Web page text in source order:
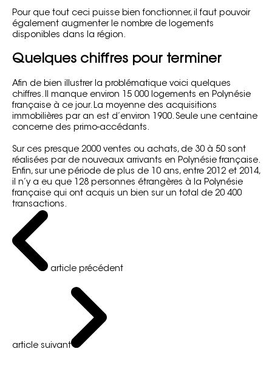
Pour que tout ceci puisse bien fonctionner, il faut pouvoir
également augmenter le nombre de logements
disponibles dans la région.
Quelques chiffres pour terminer
Afin de bien illustrer la problématique voici quelques
chiffres. Il manque environ 15 000 logements en Polynésie
française à ce jour. La moyenne des acquisitions
immobilières par an est d’environ 1900. Seule une centaine
concerne des primo-accédants.
Sur ces presque 2000 ventes ou achats, de 30 à 50 sont
réalisées par de nouveaux arrivants en Polynésie française.
Enfin, sur une période de plus de 10 ans, entre 2012 et 2014,
il n’y a eu que 128 personnes étrangères à la Polynésie
française qui ont acquis un bien sur un total de 20 400
transactions.
article précédent
article suivant